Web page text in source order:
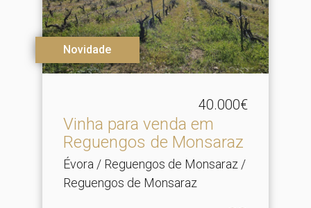
Novidade
40.000€
Vinha para venda em
Reguengos de Monsaraz
Évora / Reguengos de Monsaraz /
Reguengos de Monsaraz